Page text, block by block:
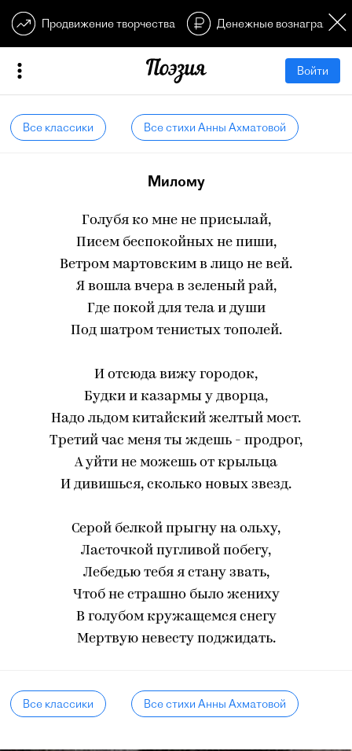
Продвижение творчества Денежные
Войти
Все классики Все стихи Анны Ахматовой
Милому
Голубя ко мне не присылай,
Писем беспокойных не пиши,
Ветром мартовским в лицо не вей.
Я вошла вчера в зеленый рай,
Где покой для тела и души
Под шатром тенистых тополей.
И отсюда вижу городок,
Будки и казармы у дворца,
Надо льдом китайский желтый мост.
Третий час меня ты ждешь - продрог,
А уйти не можешь от крыльца
И дивишься, сколько новых звезд.
Серой белкой прыгну на ольху,
Ласточкой пугливой побегу,
Лебедью тебя я стану звать,
Чтоб не страшно было жениху
В голубом кружащемся снегу
Мертвую невесту поджидать.
Все классики Все стихи Анны Ахматовой